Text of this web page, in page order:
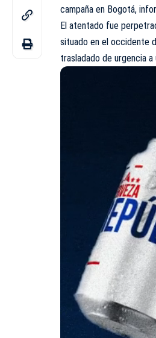
campaña en Bogotá,
El atentado fue
situado en el occidente
trasladado de urgencia a